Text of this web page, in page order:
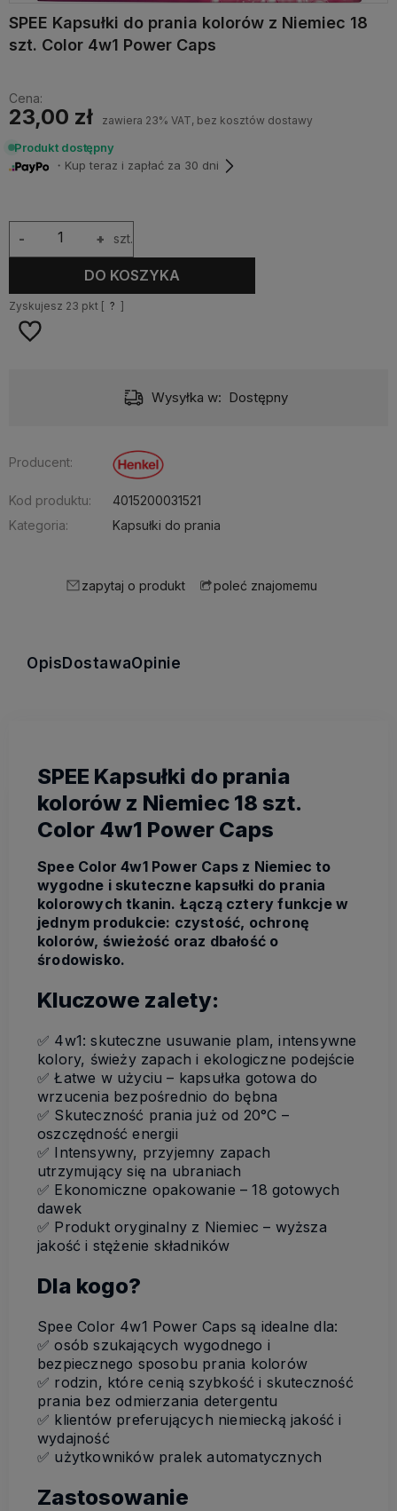
SPEE Kapsułki do prania kolorów z Niemiec 18
szt. Color 4w1 Power Caps
Cena:
23,00 zł zawiera 23% VAT, bez kosztów dostawy
Produkt dostępny
・Kup teraz i zapłać za 30 dni
+
- szt.
DO KOSZYKA
Zyskujesz 23 pkt [ ? ]
Wysyłka w: Dostępny
Producent:
Kod produktu:
4015200031521
Kategoria:
Kapsułki do prania
zapytaj o produkt poleć znajomemu
OpisDostawaOpinie
SPEE Kapsułki do prania
kolorów z Niemiec 18 szt.
Color 4w1 Power Caps
Spee Color 4w1 Power Caps z Niemiec to
wygodne i skuteczne kapsułki do prania
kolorowych tkanin. Łączą cztery funkcje w
jednym produkcie: czystość, ochronę
kolorów, świeżość oraz dbałość o
środowisko.
Kluczowe zalety:
✅ 4w1: skuteczne usuwanie plam, intensywne
kolory, świeży zapach i ekologiczne podejście
✅ Łatwe w użyciu – kapsułka gotowa do
wrzucenia bezpośrednio do bębna
✅ Skuteczność prania już od 20°C –
oszczędność energii
✅ Intensywny, przyjemny zapach
utrzymujący się na ubraniach
✅ Ekonomiczne opakowanie – 18 gotowych
dawek
✅ Produkt oryginalny z Niemiec – wyższa
jakość i stężenie składników
Dla kogo?
Spee Color 4w1 Power Caps są idealne dla:
✅ osób szukających wygodnego i
bezpiecznego sposobu prania kolorów
✅ rodzin, które cenią szybkość i skuteczność
prania bez odmierzania detergentu
✅ klientów preferujących niemiecką jakość i
wydajność
✅ użytkowników pralek automatycznych
Zastosowanie